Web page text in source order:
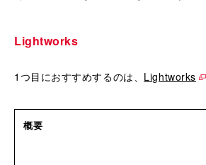
Lightworks
1つ目におすすめするのは、 Lightworks
概要